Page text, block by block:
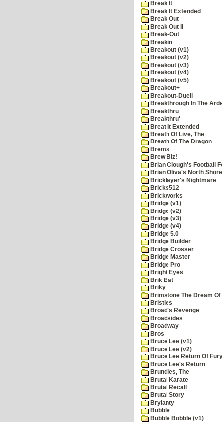
Break It
Break It Extended
Break Out
Break Out II
Break-Out
Breakin
Breakout (v1)
Breakout (v2)
Breakout (v3)
Breakout (v4)
Breakout (v5)
Breakout+
Breakout-Duell
Breakthrough In The
Breakthru
Breakthru'
Breat It Extended
Breath Of Live, The
Breath Of The Dragon
Brems
Brew Biz!
Brian Clough's Football
Brian Oliva's North
Bricklayer's Nightmare
Bricks512
Brickworks
Bridge (v1)
Bridge (v2)
Bridge (v3)
Bridge (v4)
Bridge 5.0
Bridge Builder
Bridge Crosser
Bridge Master
Bridge Pro
Bright Eyes
Brik Bat
Briky
Brimstone The Dream Of
Bristles
Broad's Revenge
Broadsides
Broadway
Bros
Bruce Lee (v1)
Bruce Lee (v2)
Bruce Lee Return Of Fury
Bruce Lee's Return
Brundles, The
Brutal Karate
Brutal Recall
Brutal Story
Brylanty
Bubble
Bubble Bobble (v1)